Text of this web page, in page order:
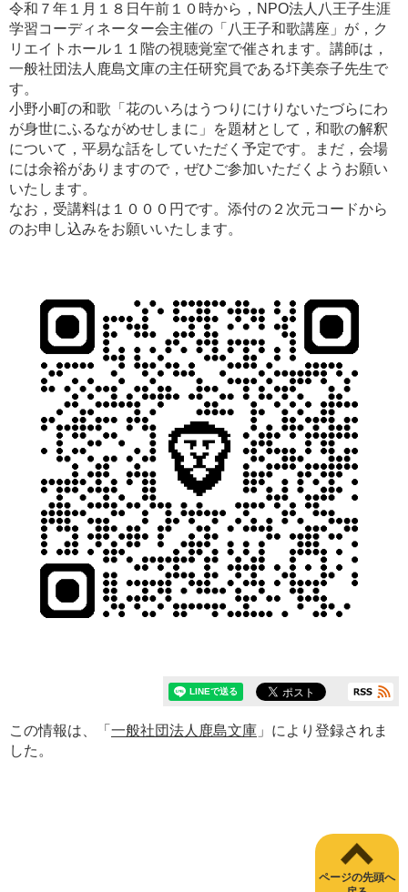
令和７年１月１８日午前１０時から，NPO法人八王子生涯
学習コーディネーター会主催の「八王子和歌講座」が，ク
リエイトホール１１階の視聴覚室で催されます。講師は，
一般社団法人鹿島文庫の主任研究員である圷美奈子先生で
す。
小野小町の和歌「花のいろはうつりにけりないたづらにわ
が身世にふるながめせしまに」を題材として，和歌の解釈
について，平易な話をしていただく予定です。まだ，会場
には余裕がありますので，ぜひご参加いただくようお願い
いたします。
なお，受講料は１０００円です。添付の２次元コードから
のお申し込みをお願いいたします。
この情報は、「 一般社団法人鹿島文庫 」により登録されま
した。
ページの先頭へ